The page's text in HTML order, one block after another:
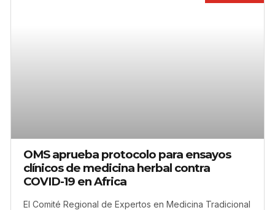
OMS aprueba protocolo para ensayos
clínicos de medicina herbal contra
COVID-19 en Africa
El Comité Regional de Expertos en Medicina Tradicional